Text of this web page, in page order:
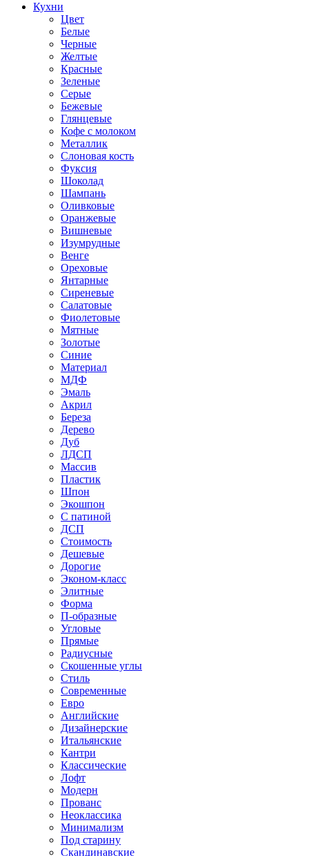
Кухни
Цвет
Белые
Черные
Желтые
Красные
Зеленые
Серые
Бежевые
Глянцевые
Кофе с молоком
Металлик
Слоновая кость
Фуксия
Шоколад
Шампань
Оливковые
Оранжевые
Вишневые
Изумрудные
Венге
Ореховые
Янтарные
Сиреневые
Салатовые
Фиолетовые
Мятные
Золотые
Синие
Материал
МДФ
Эмаль
Акрил
Береза
Дерево
Дуб
ЛДСП
Массив
Пластик
Шпон
Экошпон
С патиной
ДСП
Стоимость
Дешевые
Дорогие
Эконом-класс
Элитные
Форма
П-образные
Угловые
Прямые
Радиусные
Скошенные углы
Стиль
Современные
Евро
Английские
Дизайнерские
Итальянские
Кантри
Классические
Лофт
Модерн
Прованс
Неоклассика
Минимализм
Под старину
Скандинавские